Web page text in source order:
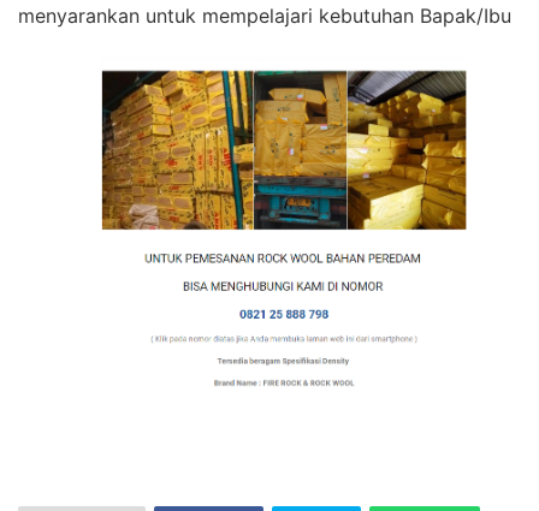
menyarankan untuk mempelajari kebutuhan Bapak/Ibu